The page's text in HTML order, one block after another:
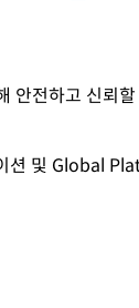
안전하고 신뢰
션 및 Global